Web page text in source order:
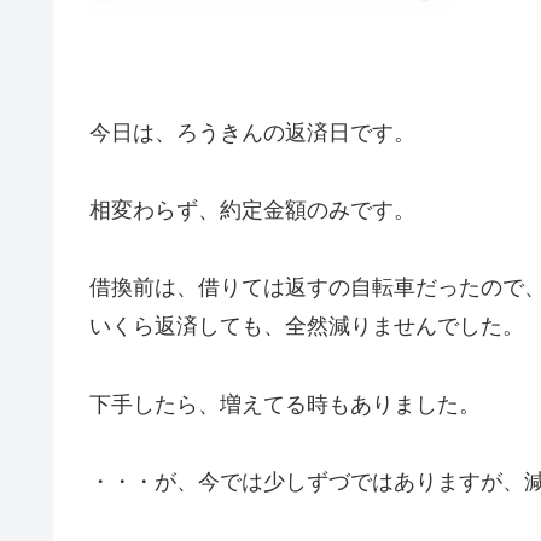
今日は、ろうきんの返済日です。
相変わらず、約定金額のみです。
借換前は、借りては返すの自転車だったので、
いくら返済しても、全然減りませんでした。
下手したら、増えてる時もありました。
・・・が、今では少しずづではありますが、